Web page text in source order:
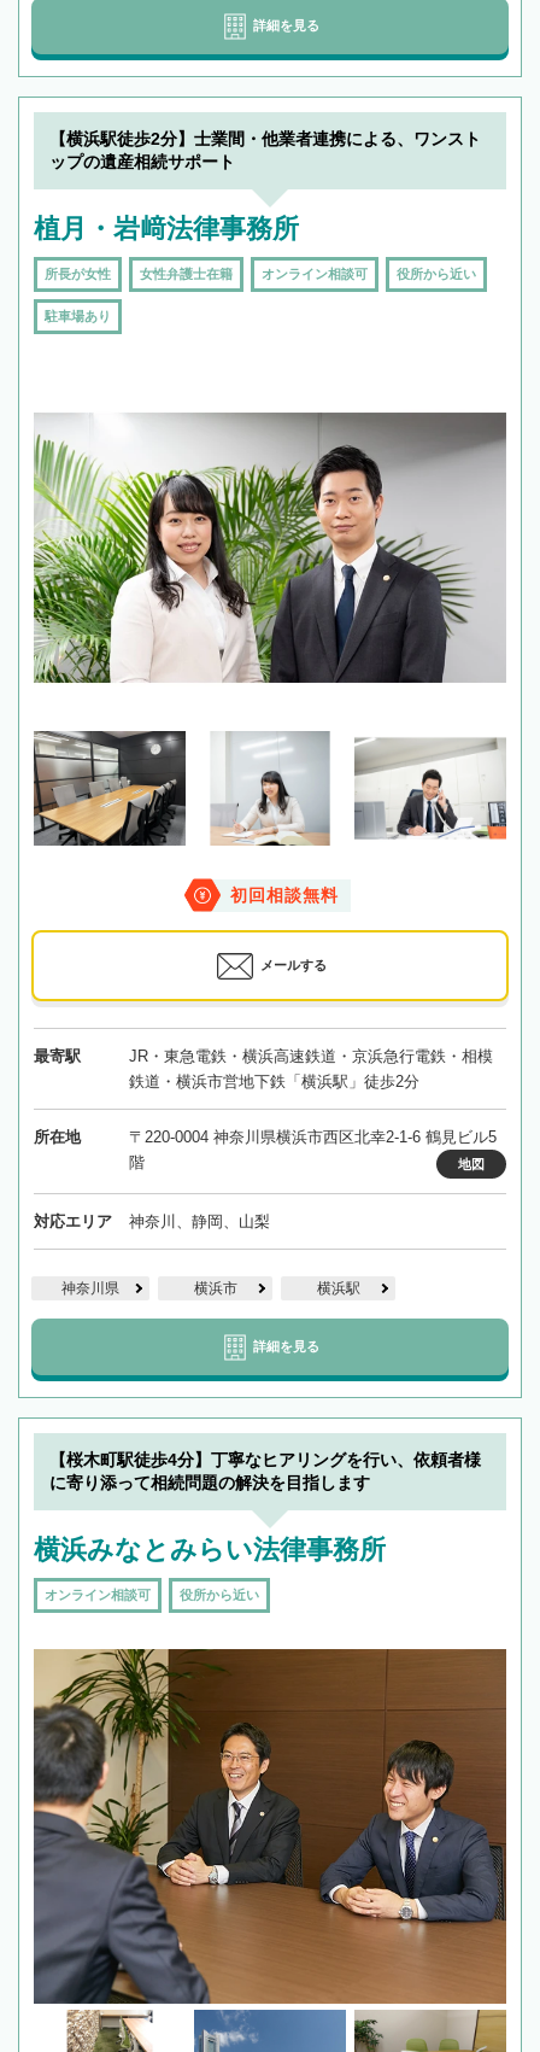
詳細を見る
【横浜駅徒歩2分】士業間・他業者連携による、ワンスト
ップの遺産相続サポート
植月・岩﨑法律事務所
所長が女性 女性弁護士在籍 オンライン相談可 役所から近い
駐車場あり
初回相談無料
メールする
最寄駅
JR・東急電鉄・横浜高速鉄道・京浜急行電鉄・相模
鉄道・横浜市営地下鉄「横浜駅」徒歩2分
所在地
〒220-0004 神奈川県横浜市西区北幸2-1-6 鶴見ビル5
階
地図
対応エリア 神奈川、静岡、山梨
神奈川県 横浜市 横浜駅
詳細を見る
【桜木町駅徒歩4分】丁寧なヒアリングを行い、依頼者様
に寄り添って相続問題の解決を目指します
横浜みなとみらい法律事務所
オンライン相談可 役所から近い